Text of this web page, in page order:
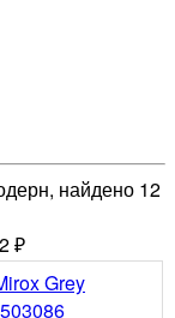
найдено 12
₽
Grey